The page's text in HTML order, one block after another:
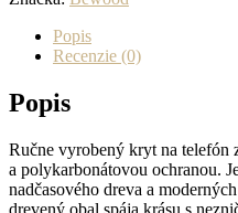
Popis
Recenzie (0)
Popis
Ručne vyrobený kryt na telefón
a polykarbonátovou ochranou.
nadčasového dreva a
drevený obal spája krásu s